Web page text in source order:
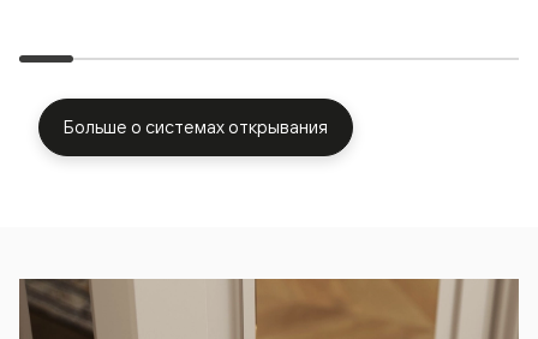
Больше о системах открывания